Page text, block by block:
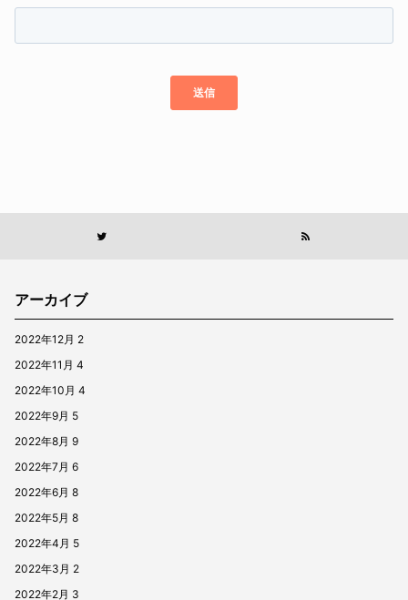
アーカイブ
2022年12月 2
2022年11月 4
2022年10月 4
2022年9月 5
2022年8月 9
2022年7月 6
2022年6月 8
2022年5月 8
2022年4月 5
2022年3月 2
2022年2月 3